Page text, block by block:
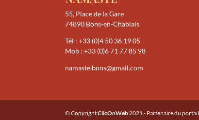
55, Place de la Gare
74890 Bons-en-Chablais
Tél :+33 (0)4 50 36 19 05
Mob :+33 (0)6 71 77 85 98
namaste.bons@gmail.com
© CopyrightClicOnWeb 2021 - Partenaire du portail